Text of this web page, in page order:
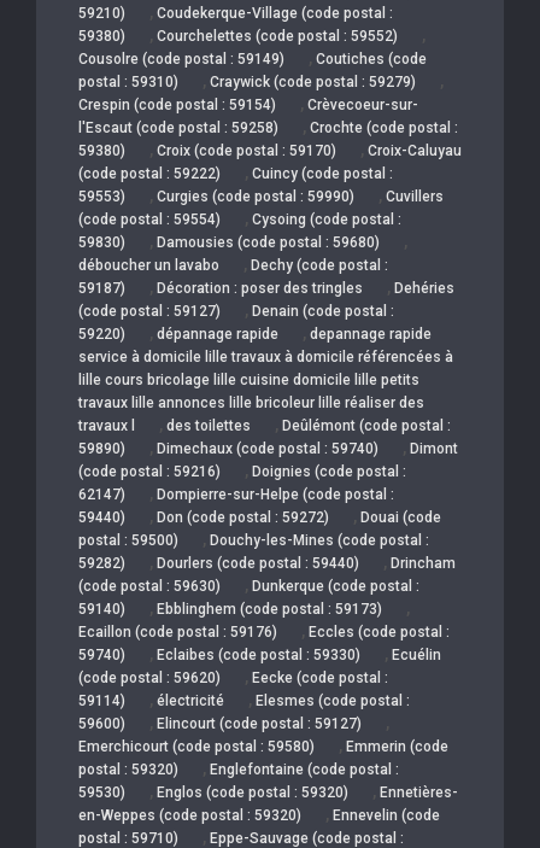
59210)
, Coudekerque-Village (code postal :
59380)
, Courchelettes (code postal : 59552) ,
Cousolre (code postal : 59149) , Coutiches (code
postal : 59310)
, Craywick (code postal : 59279) ,
Crespin (code postal : 59154) , Crèvecoeur-sur-
l'Escaut (code postal : 59258)
, Crochte (code postal :
59380)
, Croix (code postal : 59170) , Croix-Caluyau
(code postal : 59222)
, Cuincy (code postal :
59553)
, Curgies (code postal : 59990) , Cuvillers
(code postal : 59554)
, Cysoing (code postal :
59830)
, Damousies (code postal : 59680) ,
déboucher un lavabo , Dechy (code postal :
59187)
, Décoration : poser des tringles , Dehéries
(code postal : 59127)
, Denain (code postal :
59220)
, dépannage rapide , depannage rapide
service à domicile lille travaux à domicile référencées à
lille cours bricolage lille cuisine domicile lille petits
travaux lille annonces lille bricoleur lille réaliser des
travaux l
, des toilettes , Deûlémont (code postal :
59890)
, Dimechaux (code postal : 59740) , Dimont
(code postal : 59216)
, Doignies (code postal :
62147)
, Dompierre-sur-Helpe (code postal :
59440)
, Don (code postal : 59272) , Douai (code
postal : 59500)
, Douchy-les-Mines (code postal :
59282)
, Dourlers (code postal : 59440) , Drincham
(code postal : 59630)
, Dunkerque (code postal :
59140)
, Ebblinghem (code postal : 59173) ,
Ecaillon (code postal : 59176) , Eccles (code postal :
59740)
, Eclaibes (code postal : 59330) , Ecuélin
(code postal : 59620)
, Eecke (code postal :
59114)
, électricité , Elesmes (code postal :
59600)
, Elincourt (code postal : 59127) ,
Emerchicourt (code postal : 59580) , Emmerin (code
postal : 59320)
, Englefontaine (code postal :
59530)
, Englos (code postal : 59320) , Ennetières-
en-Weppes (code postal : 59320)
, Ennevelin (code
postal : 59710)
, Eppe-Sauvage (code postal :